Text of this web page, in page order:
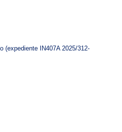
(expediente IN407A 2025/312-